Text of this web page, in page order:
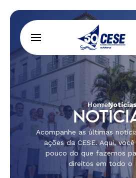
Home
Acompanhe as últimas
ações da CESE. Aqui,
pouco do que fazemos
direitos em todo o